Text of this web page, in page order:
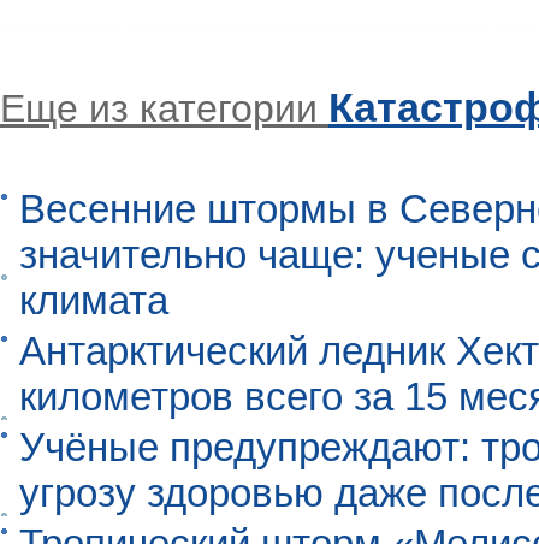
Еще из категории
Весенние штормы в
значительно чаще: ученые
климата
Антарктический ледник
километров всего за 15
Учёные предупреждают:
угрозу здоровью даже